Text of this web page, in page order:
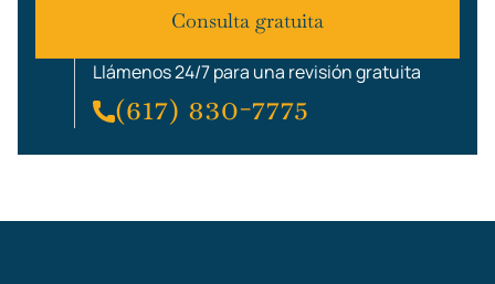
Consulta gratuita
Llámenos 24/7 para una revisión gratuita
(617) 830-7775